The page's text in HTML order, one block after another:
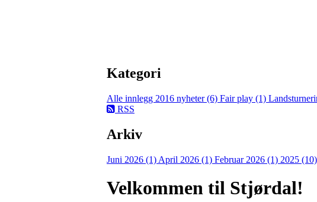
Kategori
Alle innlegg 2016 nyheter (6) Fair play (1)
RSS
Arkiv
Juni 2026 (1) April 2026 (1) Februar 2026 (1) 2025 (10)
Velkommen til Stjørdal!